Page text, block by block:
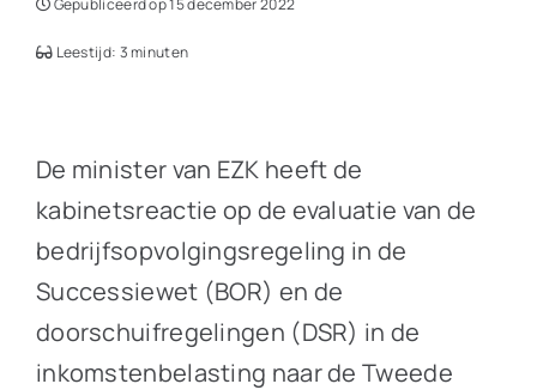
Gepubliceerd op 15 december 2022
Leestijd: 3 minuten
De minister van EZK heeft de
kabinetsreactie op de evaluatie van de
bedrijfsopvolgingsregeling in de
Successiewet (BOR) en de
doorschuifregelingen (DSR) in de
inkomstenbelasting naar de Tweede